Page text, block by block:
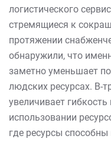
логистического
стремящиеся к
протяжении
обнаружили, что
заметно уменьшает
людских ресурсах. В-
увеличивает
использовании
где ресурсы